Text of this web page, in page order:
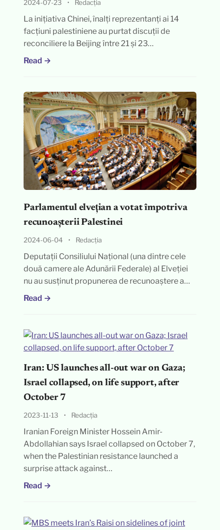
2024-07-23 • Redacția
La inițiativa Chinei, înalți reprezentanți ai 14
facțiuni palestiniene au purtat discuții de
reconciliere la Beijing între 21 și 23…
Read →
Parlamentul elvețian a votat împotriva
recunoașterii Palestinei
2024-06-04 • Redacția
Deputații Consiliului Național (una dintre cele
două camere ale Adunării Federale) al Elveției
nu au susținut propunerea de recunoaștere a…
Read →
Iran: US launches all-out war on Gaza;
Israel collapsed, on life support, after
October 7
2023-11-13 • Redacția
Iranian Foreign Minister Hossein Amir-
Abdollahian says Israel collapsed on October 7,
when the Palestinian resistance launched a
surprise attack against…
Read →